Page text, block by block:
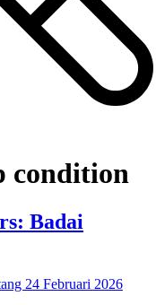
condition
Badai